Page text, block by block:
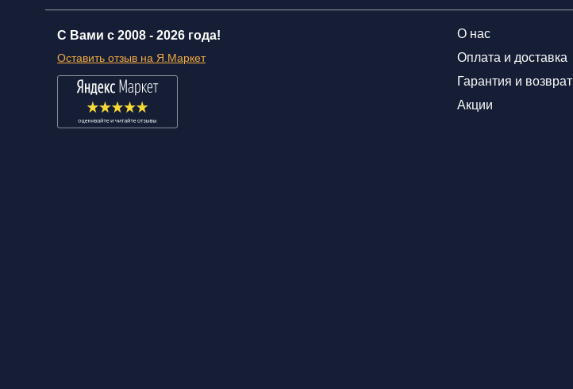
С Вами с 2008 - 2026 года!
Оставить отзыв на Я.Маркет
О нас
Оплата и доставка
Гарантия и возврат
Акции